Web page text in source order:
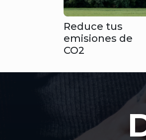
Reduce tus
emisiones de
CO2